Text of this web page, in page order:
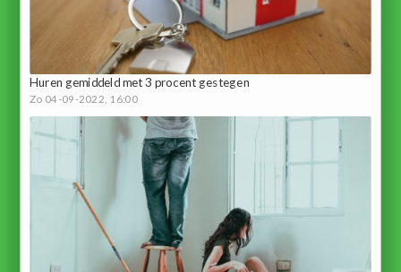
Huren gemiddeld met 3 procent gestegen
Zo 04-09-2022, 16:00